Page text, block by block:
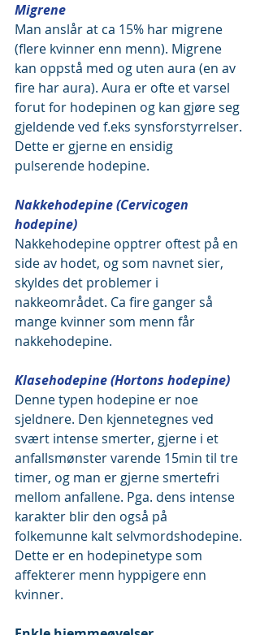
Migrene
Man anslår at ca 15% har migrene
(flere kvinner enn menn). Migrene
kan oppstå med og uten aura (en av
fire har aura). Aura er ofte et varsel
forut for hodepinen og kan gjøre seg
gjeldende ved f.eks synsforstyrrelser.
Dette er gjerne en ensidig
pulserende hodepine.
Nakkehodepine (Cervicogen
hodepine)
Nakkehodepine opptrer oftest på en
side av hodet, og som navnet sier,
skyldes det problemer i
nakkeområdet. Ca fire ganger så
mange kvinner som menn får
nakkehodepine.
Klasehodepine (Hortons hodepine)
Denne typen hodepine er noe
sjeldnere. Den kjennetegnes ved
svært intense smerter, gjerne i et
anfallsmønster varende 15min til tre
timer, og man er gjerne smertefri
mellom anfallene. Pga. dens intense
karakter blir den også på
folkemunne kalt selvmordshodepine.
Dette er en hodepinetype som
affekterer menn hyppigere enn
kvinner.